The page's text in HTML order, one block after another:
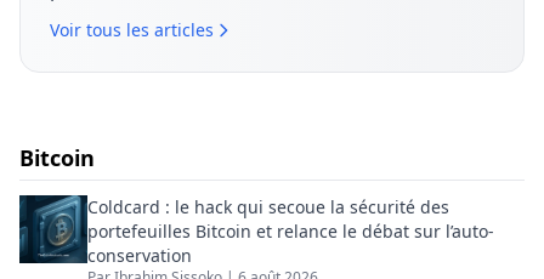
Manager et de Project Manager, en lien étroit
aux enjeux économiques, technologiques et
à l'analyse de l'actualité crypto et tech avec une
approche factuelle, orientée usages et impact
business.
Voir tous les articles
Bitcoin
Coldcard : le hack qui secoue la sécurité des
portefeuilles Bitcoin et relance le débat sur l’auto-
conservation